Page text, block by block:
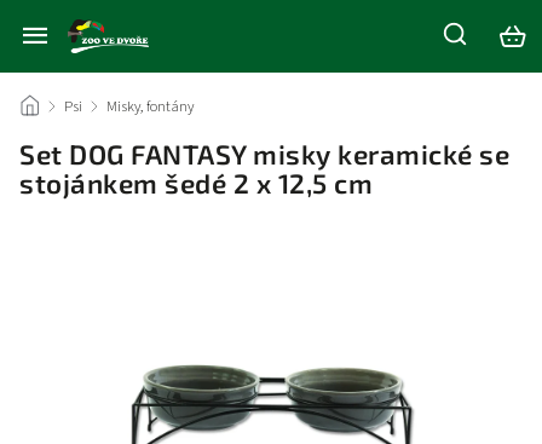
/ Psi / Misky, fontány
Set DOG FANTASY misky keramické se
stojánkem šedé 2 x 12,5 cm